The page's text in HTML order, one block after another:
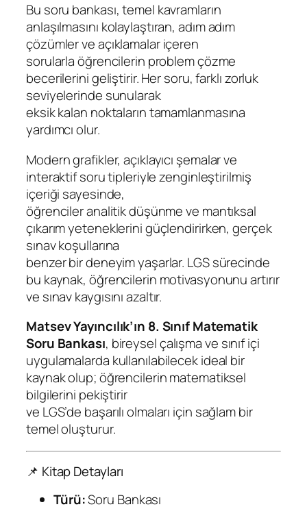
s
ı
2
0
2
5
-
2
0
2
6
a
d
e
t
Bu soru bankası, temel kavramların
anlaşılmasını kolaylaştıran, adım adım
çözümler ve açıklamalar içeren
sorularla öğrencilerin problem çözme
becerilerini geliştirir. Her soru, farklı zorluk
seviyelerinde sunularak
eksik kalan noktaların tamamlanmasına
yardımcı olur.
Modern grafikler, açıklayıcı şemalar ve
interaktif soru tipleriyle zenginleştirilmiş
içeriği sayesinde,
öğrenciler analitik düşünme ve mantıksal
çıkarım yeteneklerini güçlendirirken, gerçek
sınav koşullarına
benzer bir deneyim yaşarlar. LGS sürecinde
bu kaynak, öğrencilerin motivasyonunu artırır
ve sınav kaygısını azaltır.
Matsev Yayıncılık’ın 8. Sınıf Matematik
Soru Bankası, bireysel çalışma ve sınıf içi
uygulamalarda kullanılabilecek ideal bir
kaynak olup; öğrencilerin matematiksel
bilgilerini pekiştirir
ve LGS’de başarılı olmaları için sağlam bir
temel oluşturur.
📌 Kitap Detayları
Türü:Soru Bankası